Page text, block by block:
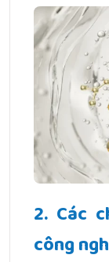
2. Các
công